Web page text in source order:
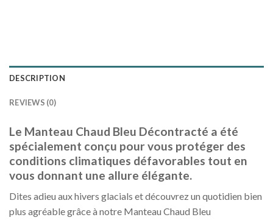
DESCRIPTION
REVIEWS (0)
Le Manteau Chaud Bleu Décontracté a été
spécialement conçu pour vous protéger des
conditions climatiques défavorables tout en
vous donnant une allure élégante.
Dites adieu aux hivers glacials et découvrez un quotidien bien
plus agréable grâce à notre Manteau Chaud Bleu